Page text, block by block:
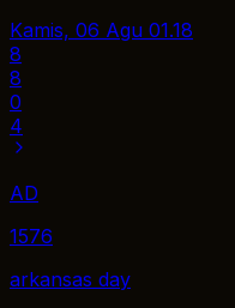
Kamis, 06 Agu 01.18
8
8
0
4
AD
1576
arkansas day